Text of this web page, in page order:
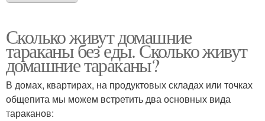
Сколько живут домашние
тараканы без еды. Сколько живут
домашние тараканы?
В домах, квартирах, на продуктовых складах или точках
общепита мы можем встретить два основных вида
тараканов: